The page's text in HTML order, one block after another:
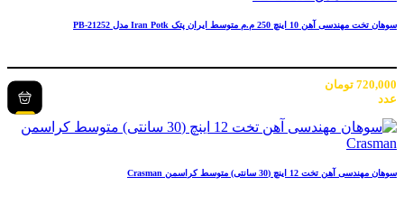
سوهان تخت مهندسی آهن 10 اینچ 250 م.م متوسط ایران پتک Iran Potk مدل PB-21252
720,000 تومان
عدد
سوهان مهندسی آهن تخت 12 اینچ (30 سانتی) متوسط کراسمن Crasman